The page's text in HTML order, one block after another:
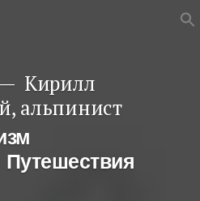
Кирилл
альпинист
Путешествия